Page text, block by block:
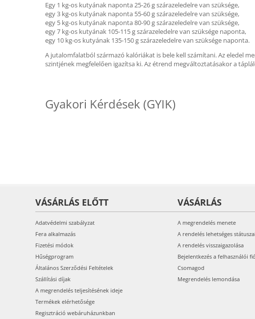
Egy 1 kg-os kutyának naponta 25-26 g szárazeledelre van szüksége,
egy 3 kg-os kutyának naponta 55-60 g szárazeledelre van szüksége,
egy 5 kg-os kutyának naponta 80-90 g szárazeledelre van szüksége,
egy 7 kg-os kutyának 105-115 g szárazeledelre van szüksége naponta,
egy 10 kg-os kutyának 135-150 g szárazeledelre van szüksége naponta.
A jutalomfalatból származó kalóriákat is bele kell számítani. Az eledel
szintjének megfelelően igazítsa ki. Az étrend megváltoztatásakor a
Gyakori Kérdések (GYIK)
VÁSÁRLÁS ELŐTT
Adatvédelmi szabályzat
Fera alkalmazás
Fizetési módok
Hűségprogram
Általános Szerződési Feltételek
Szállítási díjak
A megrendelés teljesítésének ideje
Termékek elérhetősége
Regisztráció webáruházunkban
VÁSÁRLÁS
A megrendelés menete
A rendelés lehetséges státuszai
A rendelés visszaigazolása
Bejelentkezés a felhasználói
Csomagod
Megrendelés lemondása